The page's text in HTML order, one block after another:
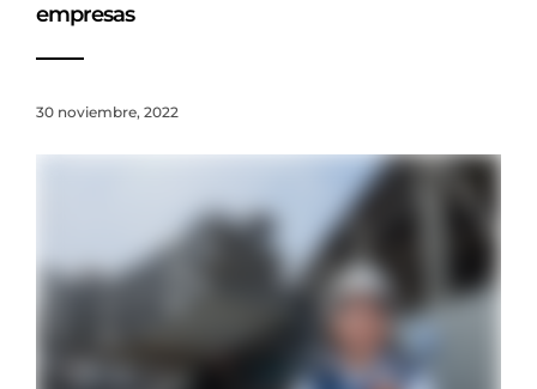
empresas
30 noviembre, 2022